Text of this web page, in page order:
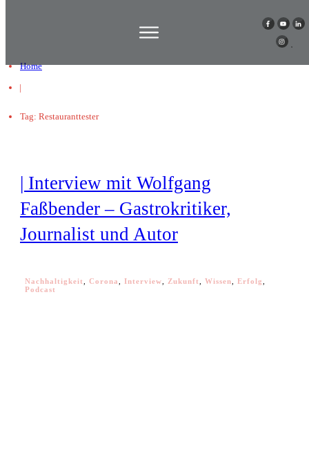
Home
|
Tag: Restauranttester
| Interview mit Wolfgang
Faßbender – Gastrokritiker,
Journalist und Autor
Nachhaltigkeit Corona Interview Zukunft Wissen Erfolg
Podcast